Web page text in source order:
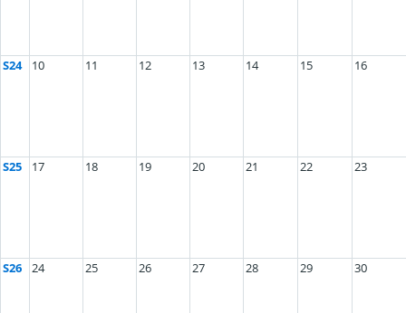
S24 10 11 12 13 14 15 16
S25 17 18 19 20 21 22 23
S26 24 25 26 27 28 29 30